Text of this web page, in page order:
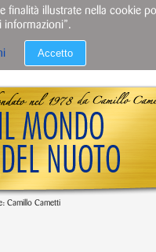
Camillo Cametti
illustrate nella cookie
informazioni”.
Accetto